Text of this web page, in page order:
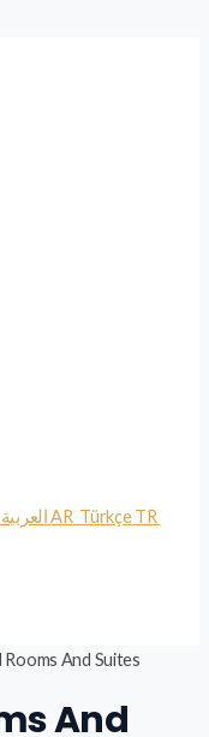
العربية AR Türkçe TR
And Suites
And